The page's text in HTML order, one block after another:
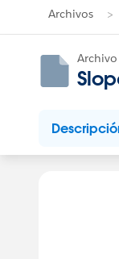
Archivos